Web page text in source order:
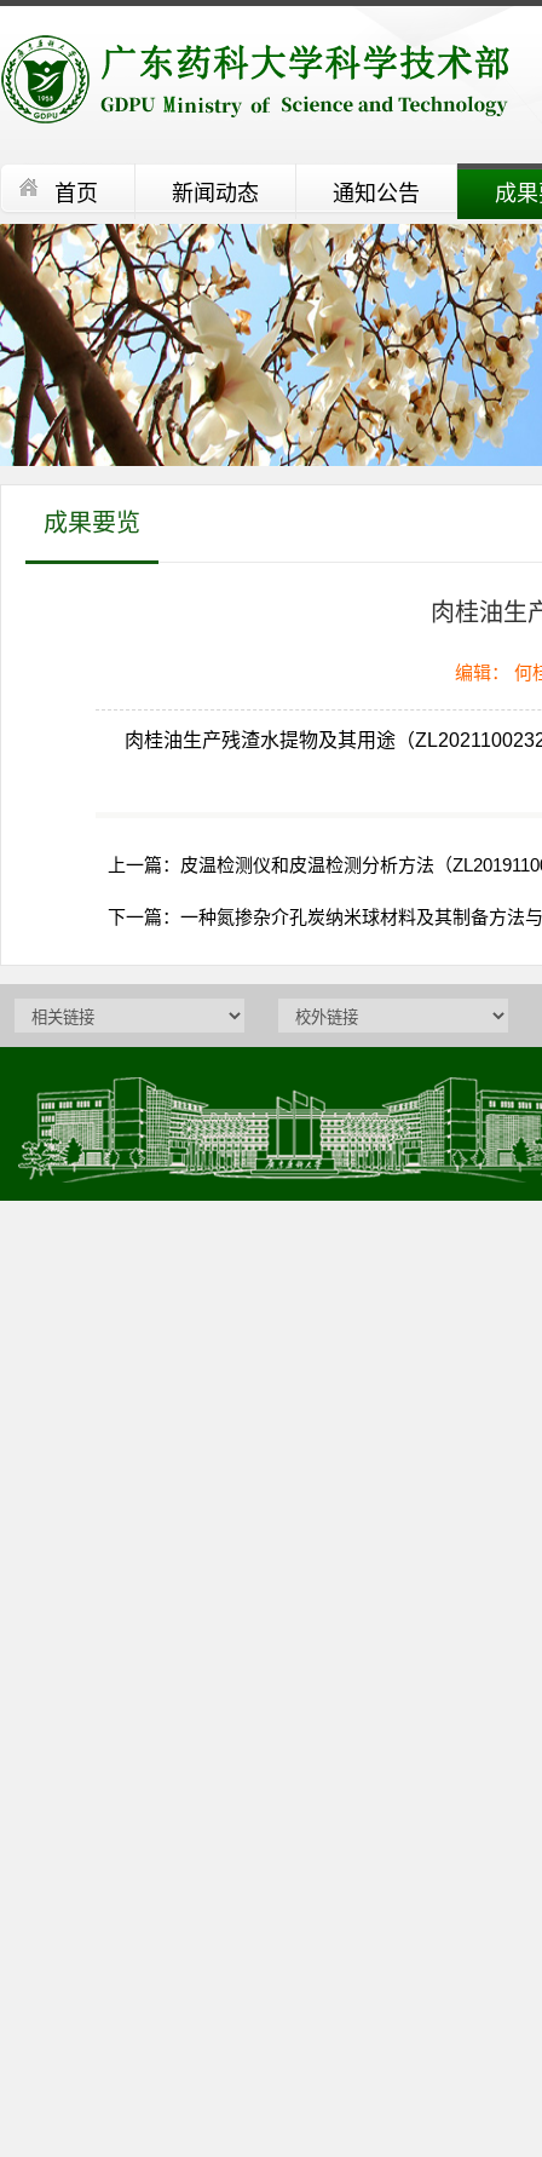
首页 新闻动态 通知公告 成
成果要览
肉桂油生
编辑： 何
肉桂油生产残渣水提物及其用途（
上一篇： 皮温检测仪和皮温检测分析方法（
下一篇： 一种氮掺杂介孔炭纳米球材料及其制备方法